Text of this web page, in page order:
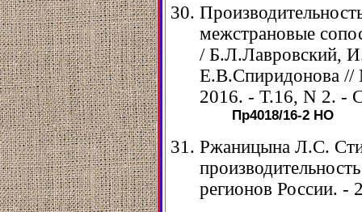
межстрановые
/ Б.Л.Лавровский,
Е.В.Спиридонова //
2016. - Т.16, N 2. -
Пр4018/16-2 НО
Ржаницына Л.С.
регионов России.